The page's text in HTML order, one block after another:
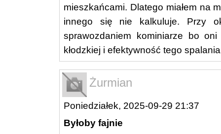
mieszkańcami. Dlatego miałem na
innego się nie kalkuluje. Przy
sprawozdaniem kominiarze bo
kłodzkiej i efektywność tego
Żurmian
Poniedziałek, 2025-09-29 21:37
Byłoby fajnie